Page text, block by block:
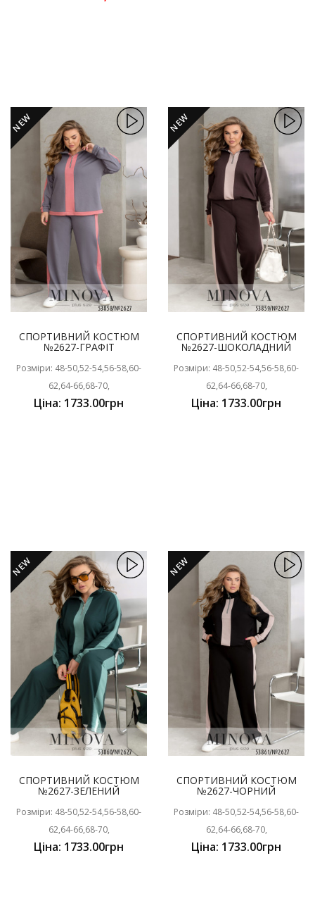
NEW
СПОРТИВНИЙ КОСТЮМ
№2627-ГРАФІТ
Розміри: 48-50,52-54,56-58,60-
62,64-66,68-70,
Ціна: 1733.00грн
NEW
СПОРТИВНИЙ КОСТЮМ
№2627-ШОКОЛАДНИЙ
Розміри: 48-50,52-54,56-58,60-
62,64-66,68-70,
Ціна: 1733.00грн
NEW
СПОРТИВНИЙ КОСТЮМ
№2627-ЗЕЛЕНИЙ
Розміри: 48-50,52-54,56-58,60-
62,64-66,68-70,
Ціна: 1733.00грн
NEW
СПОРТИВНИЙ КОСТЮМ
№2627-ЧОРНИЙ
Розміри: 48-50,52-54,56-58,60-
62,64-66,68-70,
Ціна: 1733.00грн